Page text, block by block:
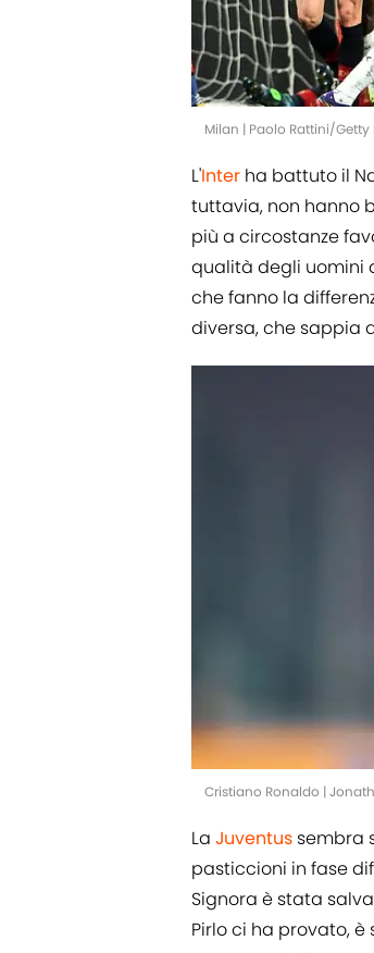
Milan | Paolo Rattini/Getty
L'Inter ha battuto il
tuttavia, non hanno
più a circostanze
qualità degli uomini
che fanno la
diversa, che sappia
Cristiano Ronaldo |
La Juventus sembra
pasticcioni in fase
Signora è stata
Pirlo ci ha provato,